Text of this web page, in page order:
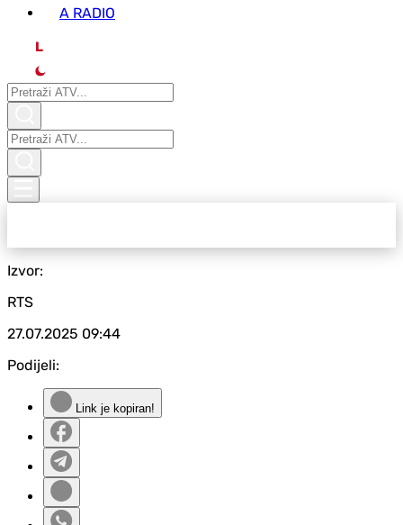
A RADIO
L
Izvor:
RTS
27.07.2025 09:44
Podijeli:
Link je kopiran!